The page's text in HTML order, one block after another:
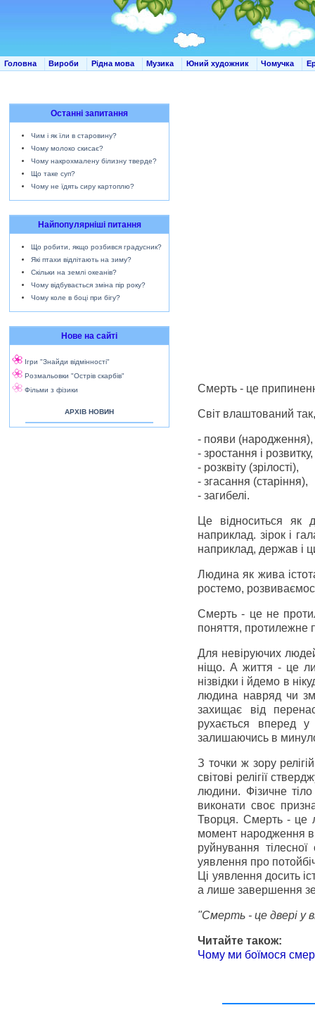
Головна Вироби Рідна мова Музика Юний художник Чомучка
Останні запитання
Чим і як їли в старовину?
Чому молоко скисає?
Чому накрохмалену білизну тверде?
Що таке суп?
Чому не їдять сиру картоплю?
Найпопулярніші питання
Що робити, якщо розбився градусник?
Які птахи відлітають на зиму?
Скільки на землі океанів?
Чому відбувається зміна пір року?
Чому коле в боці при бігу?
Нове на сайті
Ігри "Знайди відмінності"
Розмальовки "Острів скарбів"
Фільми з фізики
АРХІВ НОВИН
Смерть - це
Світ влаштований
- появи (народження),
- зростання і розвитку,
- розквіту (зрілості),
- згасання (старіння),
- загибелі.
Це відноситься як
наприклад. зірок і
наприклад, держав і
Людина як жива
ростемо,
Смерть - це не
поняття, протилежне
Для невіруючих
ніщо. А життя - це
нізвідки і йдемо в
людина навряд чи
захищає від
рухається вперед
залишаючись в
З точки ж зору
світові релігії
людини. Фізичне
виконати своє
Творця. Смерть - це
момент народження в
руйнування
уявлення про
Ці уявлення досить
а лише завершення
"Смерть - це двері у
Читайте також:
Чому ми боїмося